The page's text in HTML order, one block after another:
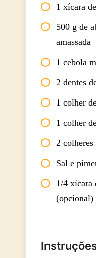
1 xícara
500 g de
amassada
1 cebola
2 dentes
1 colher
1 colher
2 colheres
Sal e
1/4 xícara
(opcional)